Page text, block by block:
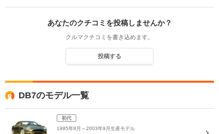
あなたのクチコミを投稿しませんか？
クルマクチコミを書き込めます。
投稿する
DB7のモデル一覧
初代
1995年8月～2003年9月生産モデル